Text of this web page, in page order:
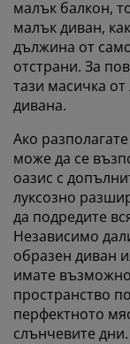
малък балкон,
малък диван,
дължина от
отстрани. За
тази масичка
дивана.
Ако
може да се
оазис с
луксозно
да подредите
Независимо
образен диван
имате
пространство
перфектното
слънчевите дни.